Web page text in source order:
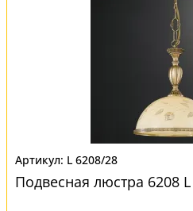
L 6208/28
Подвесная люстра 6208